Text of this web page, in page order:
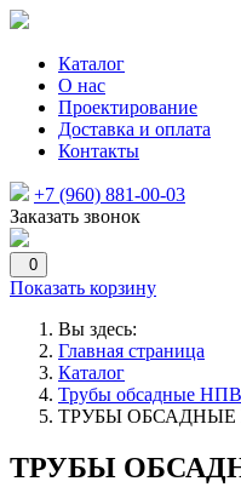
Каталог
О нас
Проектирование
Доставка и оплата
Контакты
+7 (960) 881-00-03
Заказать звонок
0
Показать корзину
Вы здесь:
Главная страница
Каталог
Трубы обсадные
ТРУБЫ ОБСАДНЫЕ
ТРУБЫ